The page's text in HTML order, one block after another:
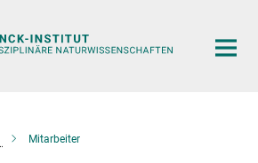
Mitarbeiter